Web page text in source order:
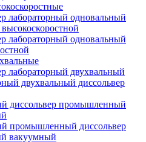
лабораторный одновальный
лабораторный одновальный
лабораторный двухвальный
двухвальный диссольвер
диссольвер промышленный
промышленный диссольвер
вакуумный